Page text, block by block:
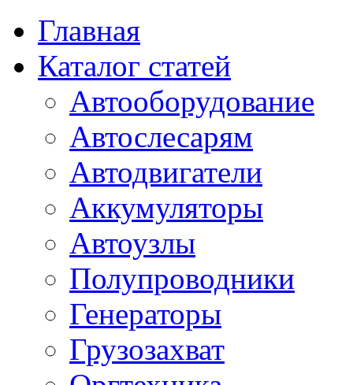
Главная
Каталог статей
Автооборудование
Автослесарям
Автодвигатели
Аккумуляторы
Автоузлы
Полупроводники
Генераторы
Грузозахват